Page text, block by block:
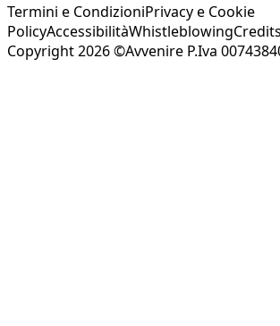
Termini e CondizioniPrivacy e Cookie
PolicyAccessibilitàWhistleblowingCredits
Copyright 2026 ©Avvenire P.Iva